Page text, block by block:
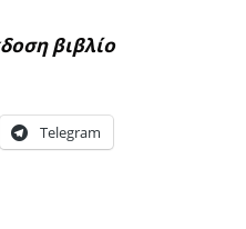
βιβλίο
Telegram